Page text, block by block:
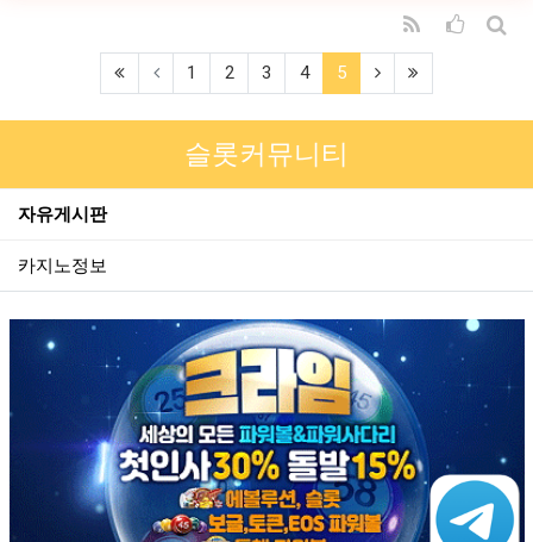
RSS
추천순
(first) 1 2 3 4 5(current)
(next)
슬롯커뮤니티
자유게시판
카지노정보